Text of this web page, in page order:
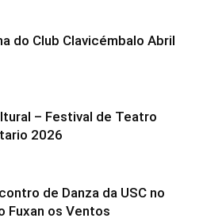
do Club Clavicémbalo Abril
– Festival de Teatro
2026
de Danza da USC no
Fuxan os Ventos